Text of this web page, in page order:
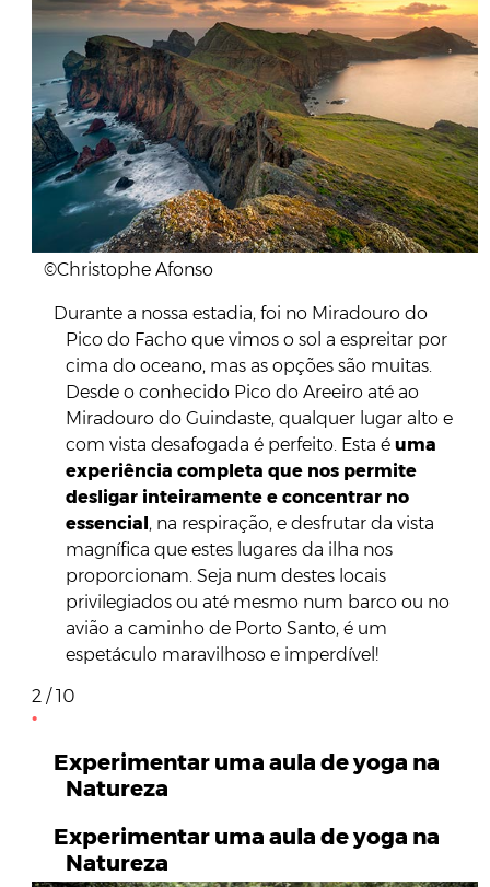
©Christophe Afonso
Durante a nossa estadia, foi no Miradouro do
Pico do Facho que vimos o sol a espreitar por
cima do oceano, mas as opções são muitas.
Desde o conhecido Pico do Areeiro até ao
Miradouro do Guindaste, qualquer lugar alto e
com vista desafogada é perfeito. Esta é uma
experiência completa que nos permite
desligar inteiramente e concentrar no
essencial, na respiração, e desfrutar da vista
magnífica que estes lugares da ilha nos
proporcionam. Seja num destes locais
privilegiados ou até mesmo num barco ou no
avião a caminho de Porto Santo, é um
espetáculo maravilhoso e imperdível!
2 / 10
Experimentar uma aula de yoga na
Natureza
Experimentar uma aula de yoga na
Natureza